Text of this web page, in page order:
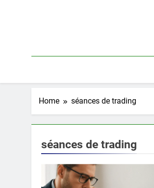
Home séances de trading
séances de trading